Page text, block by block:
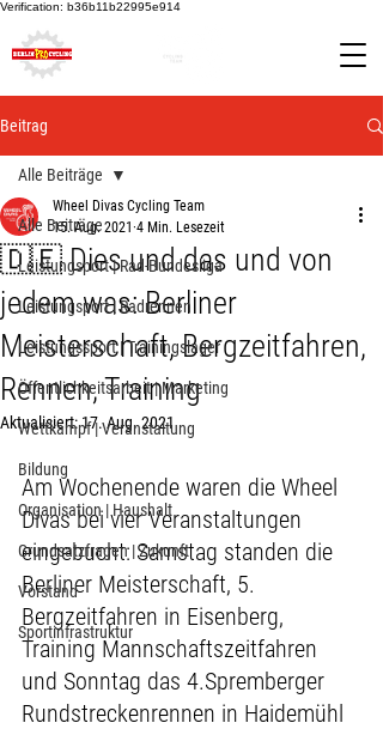
Verification: b36b11b22995e914
Beitrag
Alle Beiträge
Leistungsport | Rad-Bundesliga
Leistungsport | Radrennen
Leistungssport | Trainingslager
Öffentlichkeitsarbeit | Marketing
Wettkampf | Veranstaltung
Bildung
Organisation | Haushalt
Grundsatzfragen | Zukunft
Vorstand
Sportinfrastruktur
Alle Beiträge
🇩🇪 Dies und das und von
jedem was: Berliner
Meisterschaft, Bergzeitfahren,
Rennen, Training
Wheel Divas Cycling Team
15. Aug. 2021 4 Min. Lesezeit
Aktualisiert:17. Aug. 2021
Am Wochenende waren die Wheel
Divas bei vier Veranstaltungen
eingebucht: Samstag standen die
Berliner Meisterschaft, 5.
Bergzeitfahren in Eisenberg,
Training Mannschaftszeitfahren
und Sonntag das 4.Spremberger
Rundstreckenrennen in Haidemühl